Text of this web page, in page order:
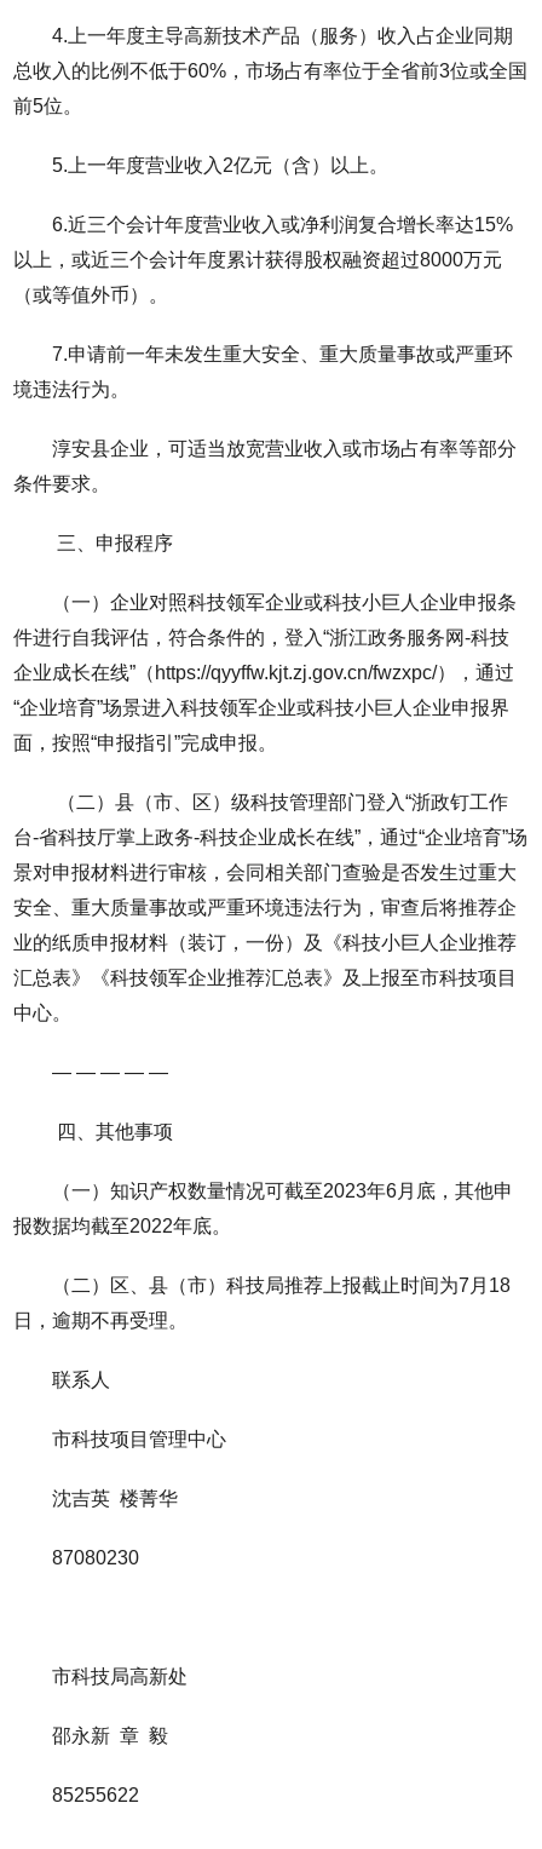
4.上一年度主导高新技术产品（服务）收入占企业同期
总收入的比例不低于60%，市场占有率位于全省前3位或全国
前5位。
5.上一年度营业收入2亿元（含）以上。
6.近三个会计年度营业收入或净利润复合增长率达15%
以上，或近三个会计年度累计获得股权融资超过8000万元
（或等值外币）。
7.申请前一年未发生重大安全、重大质量事故或严重环
境违法行为。
淳安县企业，可适当放宽营业收入或市场占有率等部分
条件要求。
三、申报程序
（一）企业对照科技领军企业或科技小巨人企业申报条
件进行自我评估，符合条件的，登入“浙江政务服务网-科技
企业成长在线”（https://qyyffw.kjt.zj.gov.cn/fwzxpc/），通过
“企业培育”场景进入科技领军企业或科技小巨人企业申报界
面，按照“申报指引”完成申报。
（二）县（市、区）级科技管理部门登入“浙政钉工作
台-省科技厅掌上政务-科技企业成长在线”，通过“企业培育”场
景对申报材料进行审核，会同相关部门查验是否发生过重大
安全、重大质量事故或严重环境违法行为，审查后将推荐企
业的纸质申报材料（装订，一份）及《科技小巨人企业推荐
汇总表》《科技领军企业推荐汇总表》及上报至市科技项目
中心。
— — — — —
四、其他事项
（一）知识产权数量情况可截至2023年6月底，其他申
报数据均截至2022年底。
（二）区、县（市）科技局推荐上报截止时间为7月18
日，逾期不再受理。
联系人
市科技项目管理中心
沈吉英 楼菁华
87080230
市科技局高新处
邵永新 章 毅
85255622